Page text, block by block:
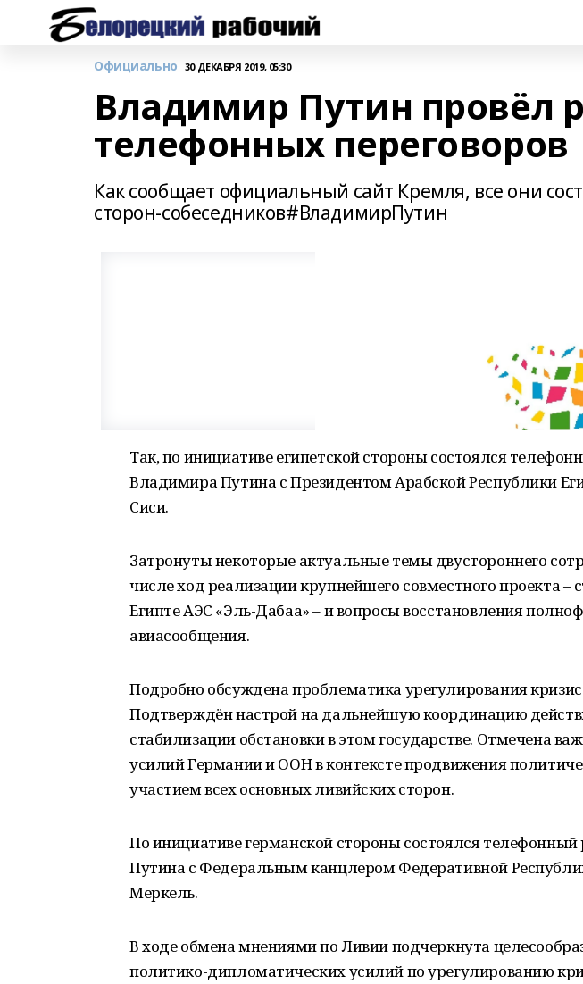
Официально 30 ДЕКАБРЯ 2019, 05:30
Владимир Путин провёл
телефонных переговоров
Как сообщает официальный сайт Кремля, все они
сторон-собеседников#ВладимирПутин
Так, по инициативе египетской стороны состоялся
Владимира Путина с Президентом Арабской Республики
Сиси.
Затронуты некоторые актуальные темы двустороннего
числе ход реализации крупнейшего совместного проекта –
Египте АЭС «Эль-Дабаа» – и вопросы восстановления
авиасообщения.
Подробно обсуждена проблематика урегулирования
Подтверждён настрой на дальнейшую координацию
стабилизации обстановки в этом государстве. Отмечена
усилий Германии и ООН в контексте продвижения
участием всех основных ливийских сторон.
По инициативе германской стороны состоялся
Путина с Федеральным канцлером Федеративной
Меркель.
В ходе обмена мнениями по Ливии подчеркнута
политико-дипломатических усилий по урегулированию